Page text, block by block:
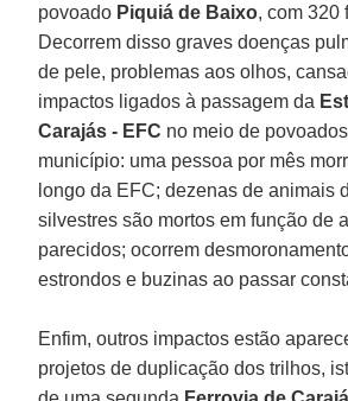
povoado Piquiá de Baixo, com 320
Decorrem disso graves doenças
de pele, problemas aos olhos,
impactos ligados à passagem da
Carajás - EFC no meio de
município: uma pessoa por mês
longo da EFC; dezenas de animais
silvestres são mortos em função de
parecidos; ocorrem
estrondos e buzinas ao passar
Enfim, outros impactos estão
projetos de duplicação dos trilhos,